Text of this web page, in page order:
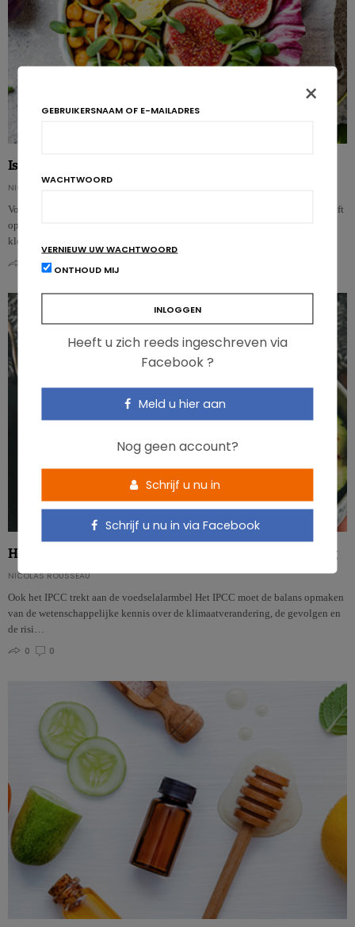
Is lokale voeding ook gezond?
NICOLAS ROUSSEAU
Vooronderzoek doet vermoeden dat lokale voeding een gunstige invloed heeft
op abdominale vetmassa, de bloeddruk en het risico op diabetes. Het
kleinschalige…
0
Het IPCC pleit op zijn beurt voor meer plantaardige voeding
NICOLAS ROUSSEAU
Ook het IPCC trekt aan de voedselalarmbel Het IPCC moet de balans opmaken
van de wetenschappelijke kennis over de klimaatverandering, de gevolgen en
de risi…
0
0
×
GEBRUIKERSNAAM OF E-MAILADRES
WACHTWOORD
VERNIEUW UW WACHTWOORD
ONTHOUD MIJ
Heeft u zich reeds ingeschreven via
Facebook ?
Meld u hier aan
Nog geen account?
Schrijf u nu in
Schrijf u nu in via Facebook